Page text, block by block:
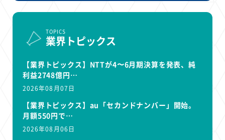
TOPICS
業界トピックス
【業界トピックス】NTTが4〜6月期決算を発表、純
利益2748億円…
2026年08月07日
【業界トピックス】au「セカンドナンバー」開始。
月額550円で…
2026年08月06日